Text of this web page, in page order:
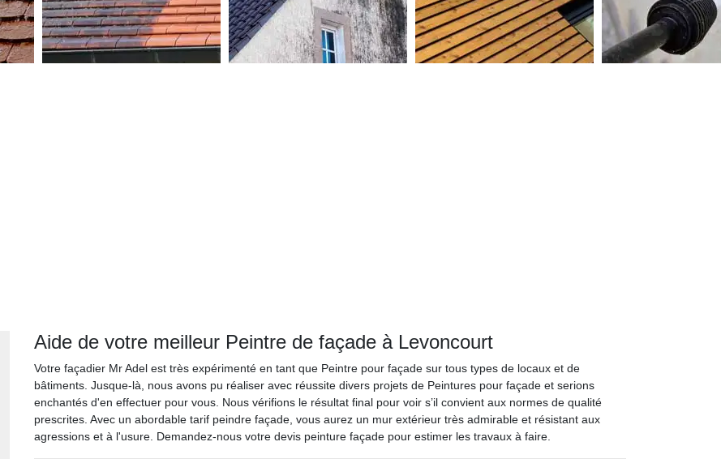
Aide de votre meilleur Peintre de façade à Levoncourt
Votre façadier Mr Adel est très expérimenté en tant que Peintre pour façade sur tous types de locaux et de
bâtiments. Jusque-là, nous avons pu réaliser avec réussite divers projets de Peintures pour façade et serions
enchantés d'en effectuer pour vous. Nous vérifions le résultat final pour voir s’il convient aux normes de qualité
prescrites. Avec un abordable tarif peindre façade, vous aurez un mur extérieur très admirable et résistant aux
agressions et à l'usure. Demandez-nous votre devis peinture façade pour estimer les travaux à faire.